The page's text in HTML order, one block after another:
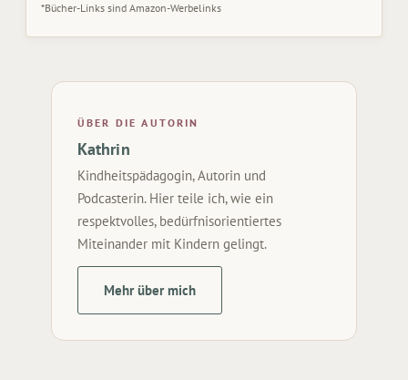
*Bücher-Links sind Amazon-Werbelinks
ÜBER DIE AUTORIN
Kathrin
Kindheitspädagogin, Autorin und
Podcasterin. Hier teile ich, wie ein
respektvolles, bedürfnisorientiertes
Miteinander mit Kindern gelingt.
Mehr über mich